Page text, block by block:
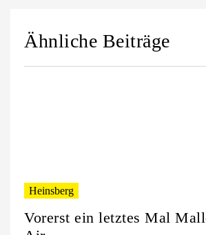
Ähnliche Beiträge
Heinsberg
Vorerst ein letztes Mal